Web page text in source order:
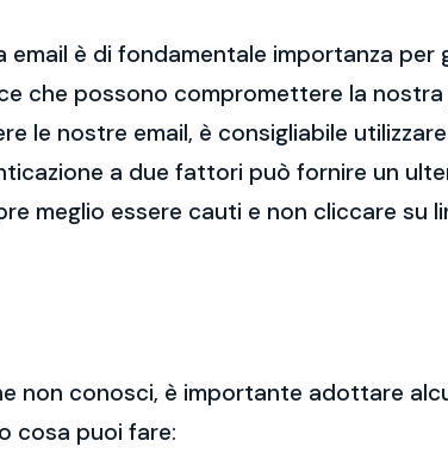
è di fondamentale importanza per
che possono compromettere la
le nostre email, è consigliabile
a due fattori può fornire un
meglio essere cauti e non cliccare
non conosci, è importante adottare
cosa puoi fare: